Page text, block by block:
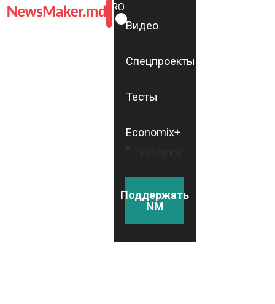
ROMÂNĂ
RU
Видео
Спецпроекты
Тесты
Economix+
Поддержать
NM